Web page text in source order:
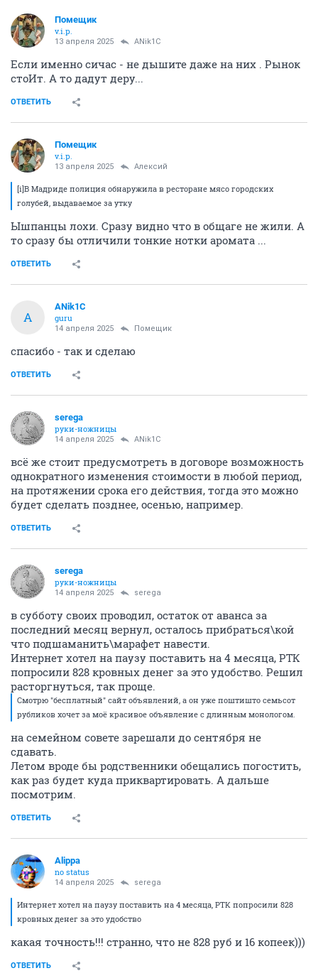
Помещик
v.i.p.
13 апреля 2025 ANik1C
Если именно сичас - не дышите даже на них . Рынок
стоИт. А то дадут деру...
ОТВЕТИТЬ
Помещик
v.i.p.
13 апреля 2025 Алексий
[i]В Мадриде полиция обнаружила в ресторане мясо городских
голубей, выдаваемое за утку
Ышпанцы лохи. Сразу видно что в общаге не жили. А
то сразу бы отличили тонкие нотки аромата ...
ОТВЕТИТЬ
A
ANik1C
guru
14 апреля 2025 Помещик
спасибо - так и сделаю
ОТВЕТИТЬ
serega
руки-ножницы
14 апреля 2025 ANik1C
всё же стоит предусмотреть в договоре возможность
однократного изменения стоимости в любой период,
на протяжении срока его действия, тогда это можно
будет сделать позднее, осенью, например.
ОТВЕТИТЬ
serega
руки-ножницы
14 апреля 2025 serega
в субботу своих проводил, остаток от аванса за
последний месяц вернул, осталось прибраться\кой
что подшаманить\марафет навести.
Интернет хотел на паузу поставить на 4 месяца, РТК
попросили 828 кровных денег за это удобство. Решил
расторгнуться, так проще.
Смотрю "бесплатный" сайт объявлений, а он уже поштишто семьсот
рубликов хочет за моё красивое объявление с длинным монологом.
на семейном совете зарешали до сентября не
сдавать.
Летом вроде бы родственники обещались погостить,
как раз будет куда приквартировать. А дальше
посмотрим.
ОТВЕТИТЬ
Alippa
no status
14 апреля 2025 serega
Интернет хотел на паузу поставить на 4 месяца, РТК попросили 828
кровных денег за это удобство
какая точность!!! странно, что не 828 руб и 16 копеек)))
ОТВЕТИТЬ